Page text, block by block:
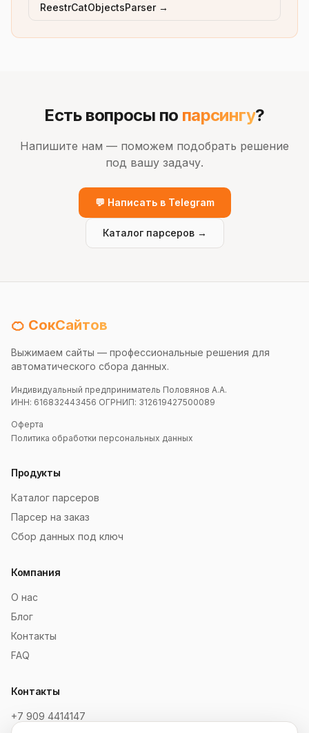
ReestrCatObjectsParser →
Есть вопросы по парсингу?
Напишите нам — поможем подобрать решение
под вашу задачу.
💬 Написать в Telegram
Каталог парсеров →
🍊 СокСайтов
Выжимаем сайты — профессиональные решения для
автоматического сбора данных.
Индивидуальный предприниматель Половянов А.А.
ИНН: 616832443456 ОГРНИП: 312619427500089
Оферта
Политика обработки персональных данных
Продукты
Каталог парсеров
Парсер на заказ
Сбор данных под ключ
Компания
О нас
Блог
Контакты
FAQ
Контакты
+7 909 4414147